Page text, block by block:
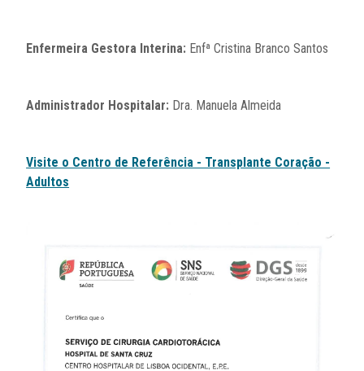
Enfermeira Gestora Interina: Enfª Cristina Branco Santos
Administrador Hospitalar: Dra. Manuela Almeida
Visite o Centro de Referência - Transplante Coração -
Adultos